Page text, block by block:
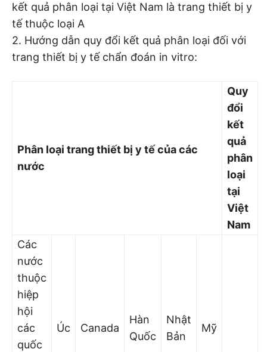
kết quả phân loại tại Việt Nam là trang thiết bị y
tế thuộc loại A
2. Hướng dẫn quy đổi kết quả phân loại đối với
trang thiết bị y tế chẩn đoán in vitro:
Phân loại trang thiết bị y tế của các
nước
Quy
đổi
kết
quả
phân
loại
tại
Việt
Nam
Các
nước
thuộc
hiệp
hội
các
quốc
Úc Canada
Hàn
Quốc
Nhật
Bản
Mỹ